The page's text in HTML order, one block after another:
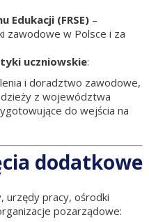
Edukacji (FRSE)–
zawodowe w Polsce i za
uczniowskie:
i doradztwo zawodowe,
z województwa
do wejścia na
dodatkowe
urzędy pracy, ośrodki
pozarządowe: